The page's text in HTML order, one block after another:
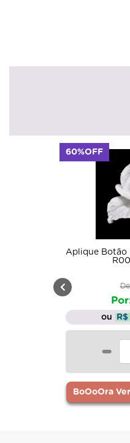
Aplique Botão
ou R$
-
BoOoOra
60%OFF